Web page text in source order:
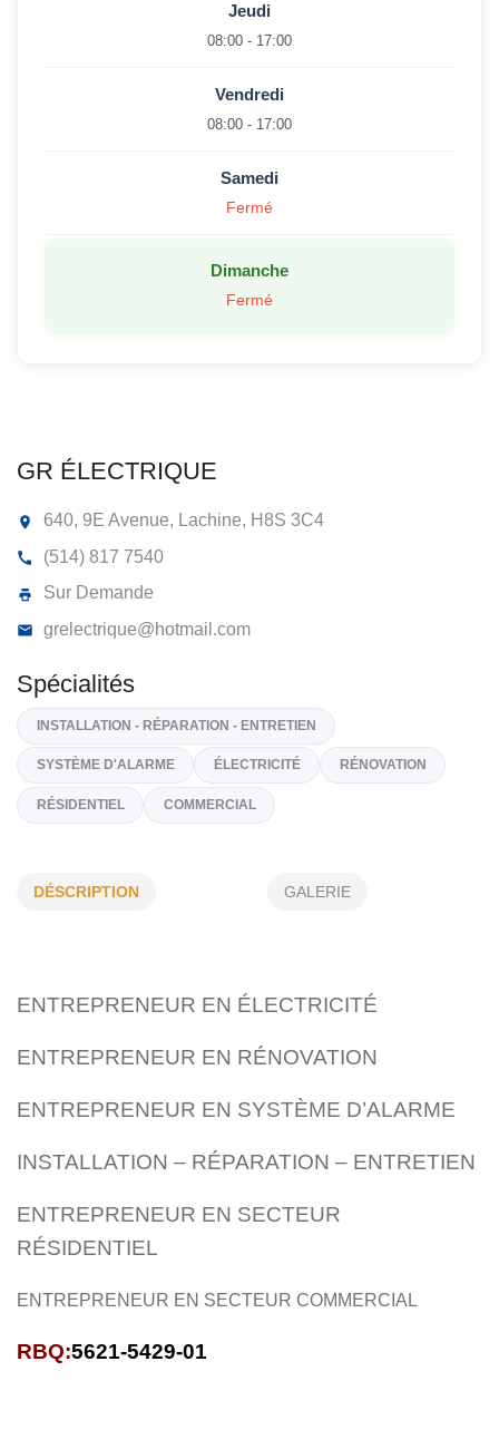
GR ÉLECTRIQUE
640, 9E Avenue, Lachine,
(514) 817 7540
Sur Demande
grelectrique@hotmail.com
RÉSIDENTIEL COMMERCIAL
DÉSCRIPTION GALERIE
ENTREPRENEUR EN ÉLECTRICITÉ
ENTREPRENEUR EN RÉNOVATION
ENTREPRENEUR EN SYSTÈME D’ALARME
INSTALLATION – RÉPARATION – ENTRETIEN
ENTREPRENEUR EN SECTEUR
RÉSIDENTIEL
ENTREPRENEUR EN SECTEUR COMMERCIAL
RBQ:5621-5429-01
Jeudi
08:00 - 17:00
Vendredi
08:00 - 17:00
Samedi
Fermé
Dimanche
Fermé